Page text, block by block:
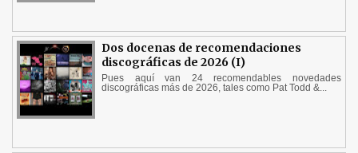
Dos docenas de recomendaciones
discográficas de 2026 (I)
Pues aquí van 24 recomendables novedades
discográficas más de 2026, tales como Pat Todd &...